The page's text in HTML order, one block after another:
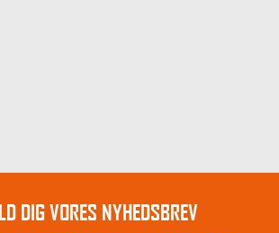
DIG VORES NYHEDSBREV